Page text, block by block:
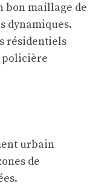
maillage de
dynamiques.
résidentiels
policière
urbain
de